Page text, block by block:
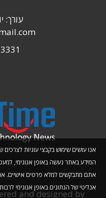
אנו עושים שימוש בקבצי עוגיות לצרכים
המידע באתר נעשה באופן אנונימי,
אתם מתבקשים למלא פרטים אישיים. אנו
אנליטי של הנתונים באופן אנונימי
עורך:
and designed by